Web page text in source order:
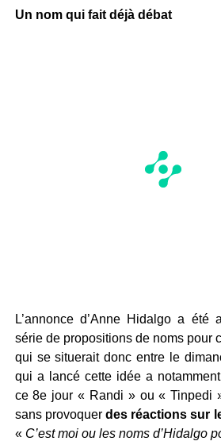
Un nom qui fait déjà débat
L’annonce d’Anne Hidalgo a été
série de propositions de noms pour
qui se situerait donc entre le
qui a lancé cette idée a
ce 8e jour « Randi » ou « Tinpedi
sans provoquerdes réactions sur
« C’est moi ou les noms d’Hidalgo